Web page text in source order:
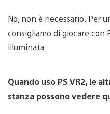
No, non è necessario. Per
consigliamo di giocare con
illuminata.
Quando uso PS VR2, le
stanza possono vedere